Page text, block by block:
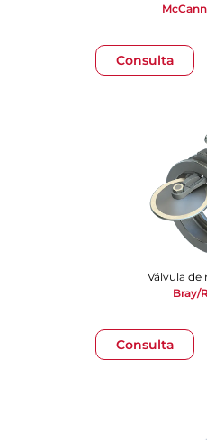
Consulta
Consulta
Válvula de
Bray/